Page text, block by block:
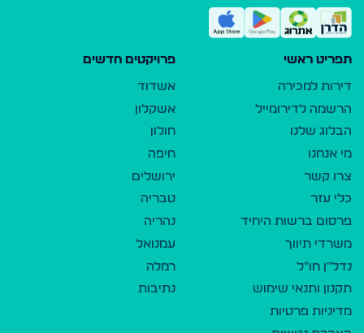
תפריט ראשי
דירות למכירה
הרשמה לדירומייל
הבלוג שלנו
מי אנחנו
צרו קשר
כלי עזר
פרסום ברשות היחיד
משרדי תיווך
נדל"ן חו"ל
תקנון ותנאי שימוש
מדיניות פרטיות
פרויקטים חדשים
אשדוד
אשקלון
חולון
חיפה
ירושלים
טבריה
נהריה
עמנואל
רמלה
נתיבות